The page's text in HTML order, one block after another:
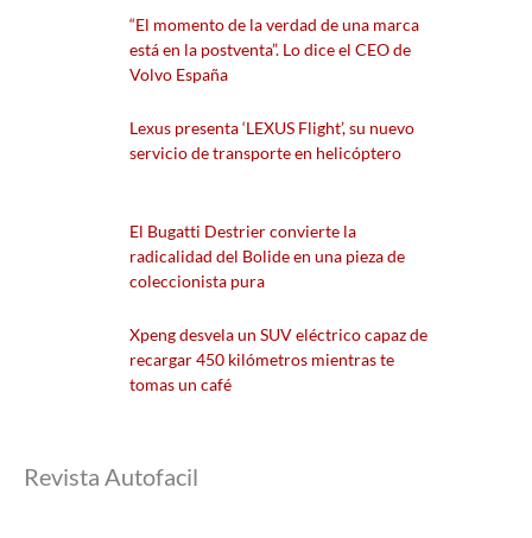
“El momento de la verdad de una marca
está en la postventa”. Lo dice el CEO de
Volvo España
Lexus presenta ‘LEXUS Flight’, su nuevo
servicio de transporte en helicóptero
El Bugatti Destrier convierte la
radicalidad del Bolide en una pieza de
coleccionista pura
Xpeng desvela un SUV eléctrico capaz de
recargar 450 kilómetros mientras te
tomas un café
Revista Autofacil